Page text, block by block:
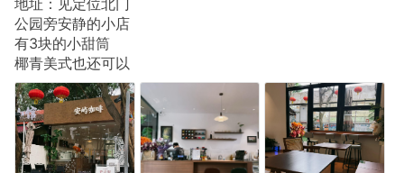
地址：见定位北门
公园旁安静的小店
有3块的小甜筒
椰青美式也还可以